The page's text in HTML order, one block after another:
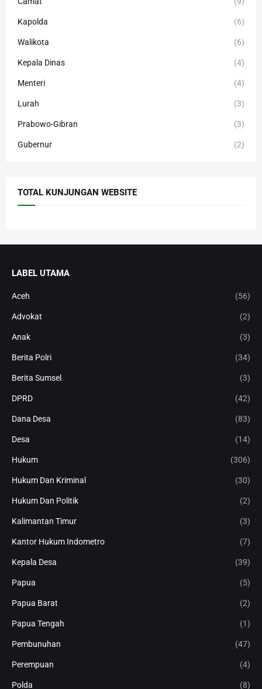
Kapolda (6)
Walikota (6)
Kepala Dinas (4)
Menteri (4)
Lurah (3)
Prabowo-Gibran (3)
Gubernur (2)
TOTAL KUNJUNGAN WEBSITE
LABEL UTAMA
Aceh (56)
Advokat (2)
Anak (3)
Berita Polri (34)
Berita Sumsel (3)
DPRD (42)
Dana Desa (83)
Desa (14)
Hukum (306)
Hukum Dan Kriminal (30)
Hukum Dan Politik (2)
Kalimantan Timur (3)
Kantor Hukum Indometro (7)
Kepala Desa (39)
Papua (5)
Papua Barat (2)
Papua Tengah (1)
Pembunuhan (47)
Perempuan (4)
Polda (8)